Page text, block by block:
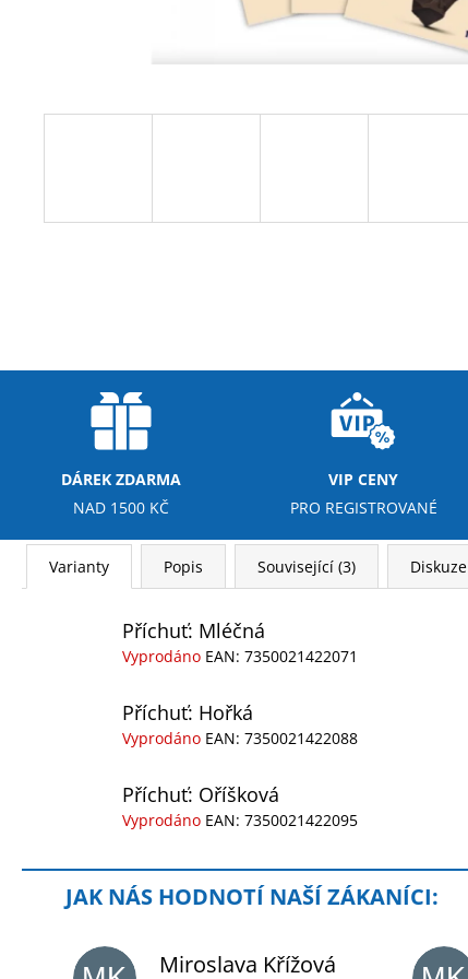
DÁREK ZDARMA
NAD 1500 KČ
VIP CENY
PRO REGISTROVANÉ
Varianty Popis Související (3) Diskuze
Příchuť: Mléčná
Vyprodáno EAN: 7350021422071
Příchuť: Hořká
Vyprodáno EAN: 7350021422088
Příchuť: Oříšková
Vyprodáno EAN: 7350021422095
Miroslava Křížová
NUTREND QWIZZ 35% PROTEIN BAR